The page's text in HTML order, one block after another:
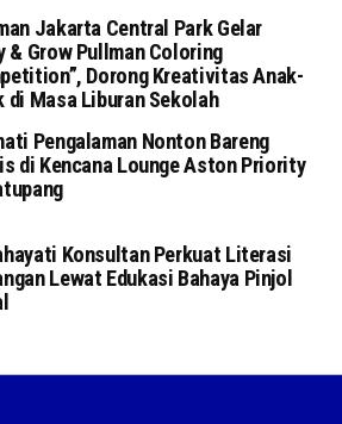
Jakarta Central Park Gelar
& Grow Pullman Coloring
Dorong Kreativitas Anak-
di Masa Liburan Sekolah
Pengalaman Nonton Bareng
di Kencana Lounge Aston Priority
Konsultan Perkuat Literasi
Lewat Edukasi Bahaya Pinjol